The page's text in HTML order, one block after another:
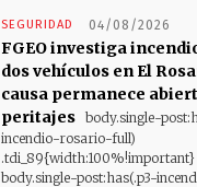
SEGURIDAD 04/08/2026
FGEO investiga
dos vehículos en El
causa permanece
peritajes body.single-
incendio-rosario-full)
.tdi_89{width:100%!important}
body.single-post:has(.p3-